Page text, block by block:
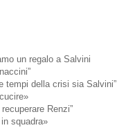
un regalo a Salvini
tempi della crisi sia Salvini”
Renzi”
squadra»